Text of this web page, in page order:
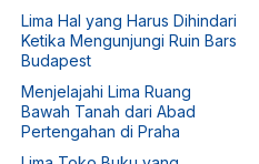
Lima Hal yang Harus Dihindari
Ketika Mengunjungi Ruin Bars
Budapest
Menjelajahi Lima Ruang
Bawah Tanah dari Abad
Pertengahan di Praha